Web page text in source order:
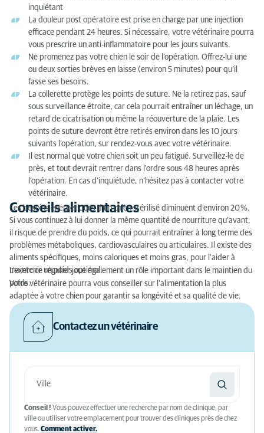
inquiétant
La douleur post opératoire est prise en charge par une injection
efficace pendant 24 heures. Si nécessaire, votre vétérinaire pourra
vous prescrire un anti-inflammatoire pour les jours suivants.
Ne promenez pas votre chien le soir de l'opération. Offrez-lui une
ou deux sorties brèves en laisse (environ 5 minutes) pour qu’il
fasse ses besoins.
La collerette protège les points de suture. Ne la retirez pas, sauf
sous surveillance étroite, car cela pourrait entraîner un léchage, un
retard de cicatrisation ou même la réouverture de la plaie. Les
points de suture devront être retirés environ dans les 10 jours
suivants l’opération, sur rendez-vous avec votre vétérinaire.
Il est normal que votre chien soit un peu fatigué. Surveillez-le de
près, et tout devrait rentrer dans l'ordre sous 48 heures après
l’opération. En cas d’inquiétude, n'hésitez pas à contacter votre
vétérinaire.
Conseils alimentaires
Les besoins énergétiques d’un chien stérilisé diminuent d’environ 20 %.
Si vous continuez à lui donner la même quantité de nourriture qu’avant,
il risque de prendre du poids, ce qui pourrait entraîner à long terme des
problèmes métaboliques, cardiovasculaires ou articulaires. Il existe des
aliments spécifiques, moins caloriques et moins gras, pour l'aider à
maintenir un poids optimal.
L’exercice régulier joue également un rôle important dans le maintien du
poids.
Votre vétérinaire pourra vous conseiller sur l'alimentation la plus
adaptée à votre chien pour garantir sa longévité et sa qualité de vie.
Contactez un vétérinaire
Conseil ! Vous pouvez effectuer une recherche par nom de clinique, par
ville ou utiliser votre emplacement pour trouver des cliniques près de chez
vous. Comment activer.